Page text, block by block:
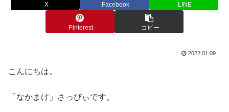
X Facebook LINE
Pinterest コピー
2022.01.09
こんにちは。
「なかまけ」さっぴぃです。